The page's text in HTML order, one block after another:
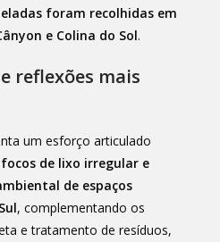
foram recolhidas em
e Colina do Sol.
reflexões mais
um esforço articulado
de lixo irregular e
de espaços
, complementando os
e tratamento de resíduos,